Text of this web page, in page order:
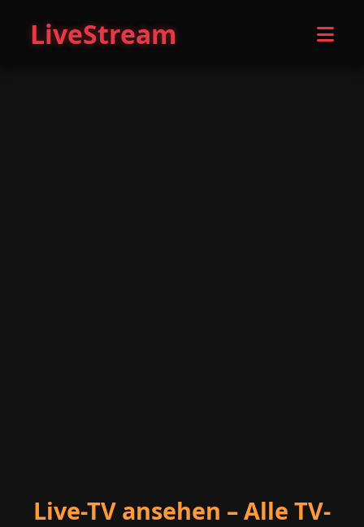
LiveStream
Live-TV ansehen – Alle TV-